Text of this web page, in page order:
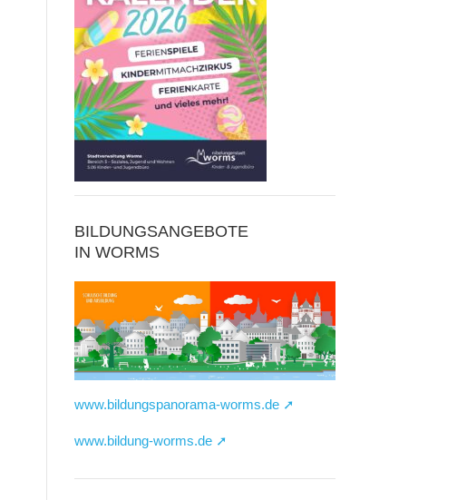
BILDUNGSANGEBOTE
IN WORMS
www.bildungspanorama-worms.de ➚
www.bildung-worms.de ➚